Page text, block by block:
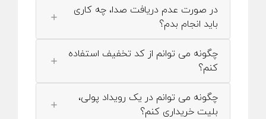
در صورت عدم دریافت صدا، چه کاری
باید انجام بدم؟
چگونه می توانم از کد تخفیف استفاده
کنم؟
چگونه می توانم در یک رویداد پولی،
بلیت خریداری کنم؟